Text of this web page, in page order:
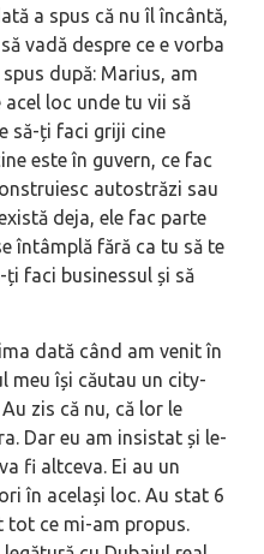
a spus că nu îl încântă,
vadă despre ce e vorba
după: Marius, am
acel loc unde tu vii să
să-ți faci griji cine
este în guvern, ce fac
autostrăzi sau
deja, ele fac parte
întâmplă fără ca tu să te
ți faci businessul și să
dată când am venit în
meu își căutau un city-
zis că nu, că lor le
Dar eu am insistat și le-
fi altceva. Ei au un
în același loc. Au stat 6
tot ce mi-am propus.